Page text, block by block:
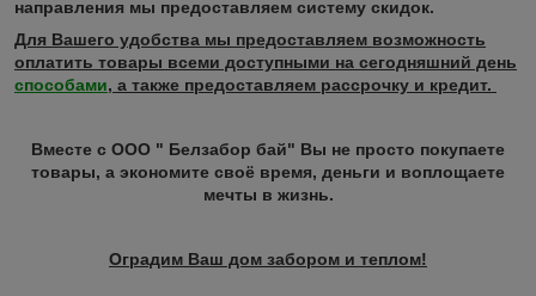
направления мы предоставляем систему скидок.
Для Вашего удобства мы предоставляем возможность
оплатить товары всеми доступными на сегодняшний день
способами, а также предоставляем рассрочку и кредит.
Вместе с ООО " Белзабор бай" Вы не просто покупаете
товары, а экономите своё время, деньги и воплощаете
мечты в жизнь.
Оградим Ваш дом забором и теплом!